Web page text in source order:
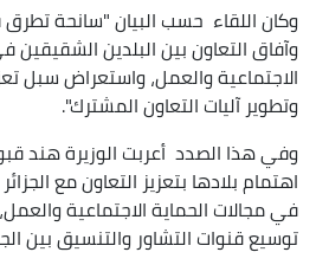
وكان اللقاء حسب البيان "سانحة تطرق
وآفاق التعاون بين البلدين الشقيقين
الاجتماعية والعمل، واستعراض سبل
وتطوير آليات التعاون المشترك".
وفي هذا الصدد أعربت الوزيرة هند
اهتمام بلادها بتعزيز التعاون مع
في مجالات الحماية الاجتماعية
توسيع قنوات التشاور والتنسيق بين